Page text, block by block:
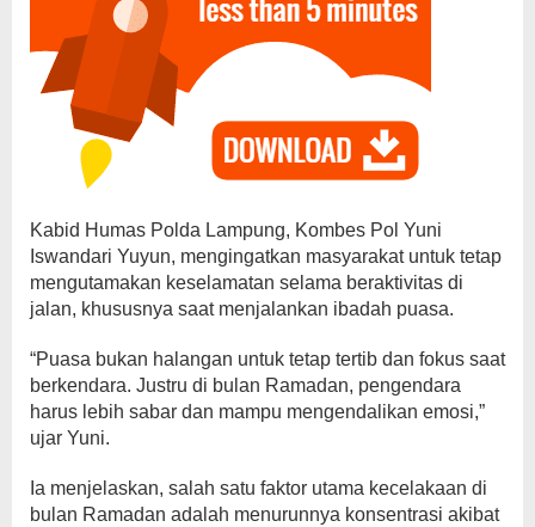
Kabid Humas Polda Lampung, Kombes Pol Yuni
Iswandari Yuyun, mengingatkan masyarakat untuk tetap
mengutamakan keselamatan selama beraktivitas di
jalan, khususnya saat menjalankan ibadah puasa.
“Puasa bukan halangan untuk tetap tertib dan fokus saat
berkendara. Justru di bulan Ramadan, pengendara
harus lebih sabar dan mampu mengendalikan emosi,”
ujar Yuni.
Ia menjelaskan, salah satu faktor utama kecelakaan di
bulan Ramadan adalah menurunnya konsentrasi akibat